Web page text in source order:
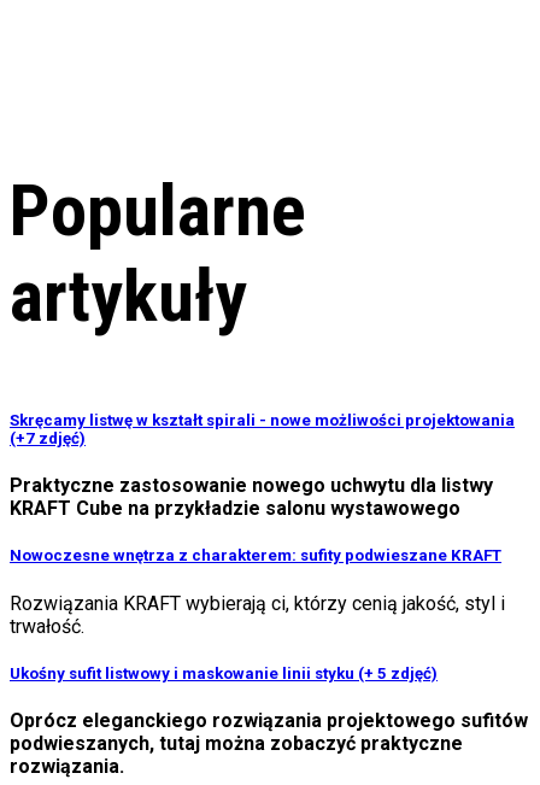
Popularne
artykuły
Skręcamy listwę w kształt spirali - nowe możliwości projektowania
(+7 zdjęć)
Praktyczne zastosowanie nowego uchwytu dla listwy
KRAFT Cube na przykładzie salonu wystawowego
Nowoczesne wnętrza z charakterem: sufity podwieszane KRAFT
Rozwiązania KRAFT wybierają ci, którzy cenią jakość, styl i
trwałość.
Ukośny sufit listwowy i maskowanie linii styku (+ 5 zdjęć)
Oprócz eleganckiego rozwiązania projektowego sufitów
podwieszanych, tutaj można zobaczyć praktyczne
rozwiązania.